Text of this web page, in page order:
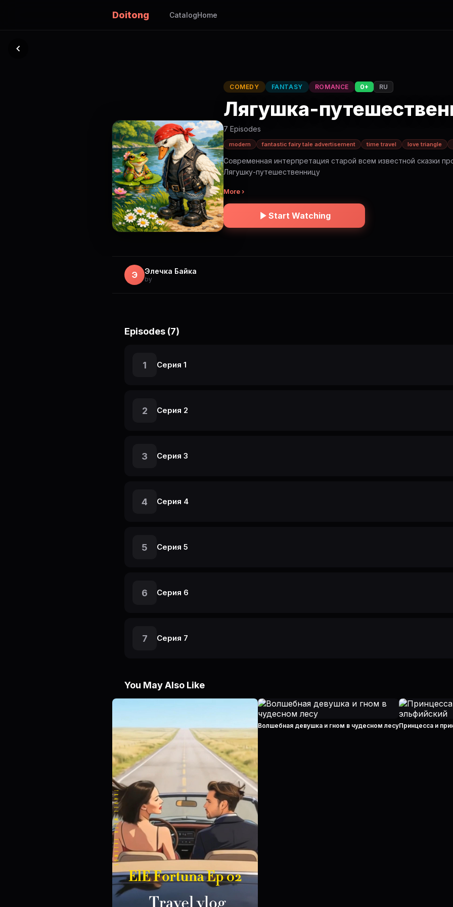
Doitong CatalogHome
COMEDY FANTASY ROMANCE 0+ RU
Лягушка-
7 Episodes
modern fantastic fairy tale advertisement time travel love triangle
Современная интерпретация старой всем известной сказки
Лягушку-путешественницу
More ›
Start Watching
Э Элечка Байка
by
Episodes (7)
1 Серия 1
2 Серия 2
3 Серия 3
4 Серия 4
5 Серия 5
6 Серия 6
7 Серия 7
You May Also Like
Волшебная девушка и гном в чудесном лесуПринцесса и